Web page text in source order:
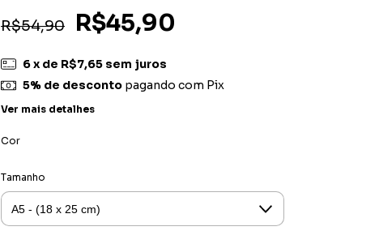
R$54,90 R$45,90
6x de R$7,65 sem juros
5% de descontopagando com Pix
Ver mais detalhes
Cor
Tamanho